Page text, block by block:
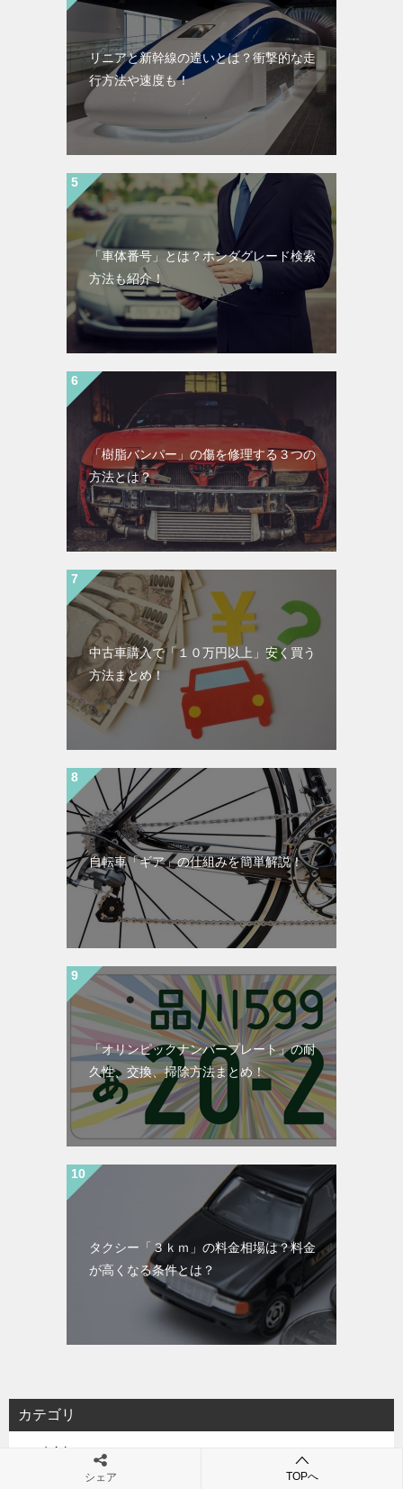
リニアと新幹線の違いとは？衝撃的な走
行方法や速度も！
「車体番号」とは？ホンダグレード検索
方法も紹介！
「樹脂バンパー」の傷を修理する３つの
方法とは？
中古車購入で「１０万円以上」安く買う
方法まとめ！
自転車「ギア」の仕組みを簡単解説！
「オリンピックナンバープレート」の耐
久性、交換、掃除方法まとめ！
タクシー「３ｋｍ」の料金相場は？料金
が高くなる条件とは？
カテゴリ
バイク
シェア TOPへ